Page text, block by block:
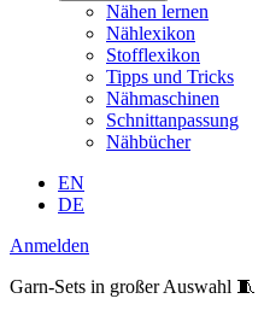
Nähen lernen
Nählexikon
Stofflexikon
Tipps und Tricks
Nähmaschinen
Schnittanpassung
Nähbücher
EN
DE
Anmelden
Garn-Sets in großer Auswahl 🧵